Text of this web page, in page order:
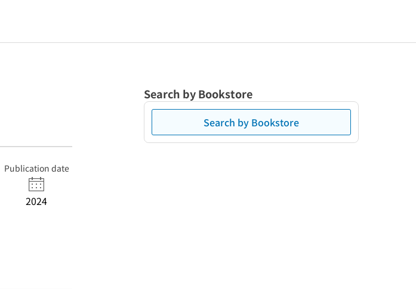
Publication date
2024
Search by Bookstore
Search by Bookstore